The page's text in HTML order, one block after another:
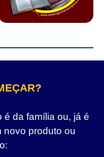
é da família ou, já é
novo produto ou